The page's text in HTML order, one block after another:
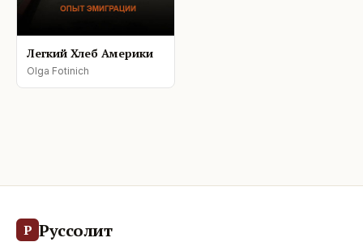
Легкий Хлеб Америки
Olga Fotinich
Р Руссолит